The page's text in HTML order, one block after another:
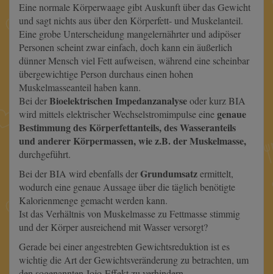
Eine normale Körperwaage gibt Auskunft über das Gewicht
und sagt nichts aus über den Körperfett- und Muskelanteil.
Eine grobe Unterscheidung mangelernährter und adipöser
Personen scheint zwar einfach, doch kann ein äußerlich
dünner Mensch viel Fett aufweisen, während eine scheinbar
übergewichtige Person durchaus einen hohen
Muskelmasseanteil haben kann.
Bei derBioelektrischen Impedanzanalyseoder kurz BIA
wird mittels elektrischer Wechselstromimpulse einegenaue
Bestimmung des Körperfettanteils, des Wasseranteils
und anderer Körpermassen, wie z.B. der Muskelmasse,
durchgeführt.
Bei der BIA wird ebenfalls derGrundumsatzermittelt,
wodurch eine genaue Aussage über die täglich benötigte
Kalorienmenge gemacht werden kann.
Ist das Verhältnis von Muskelmasse zu Fettmasse stimmig
und der Körper ausreichend mit Wasser versorgt?
Gerade bei einer angestrebten Gewichtsreduktion ist es
wichtig die Art der Gewichtsveränderung zu betrachten, um